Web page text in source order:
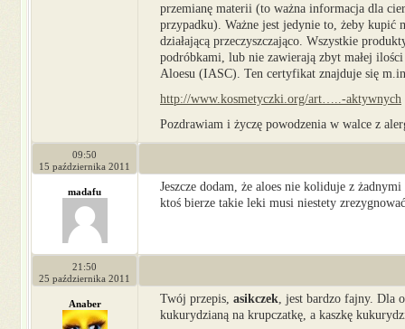
przemianę materii (to ważna informacja dla
przypadku). Ważne jest jedynie to, żeby kupić
działającą przeczyszczająco. Wszystkie
podróbkami, lub nie zawierają zbyt małej
Aloesu (IASC). Ten certyfikat znajduje się
http://www.kosmetyczki.org/art…..-aktywnych
Pozdrawiam i życzę powodzenia w walce z
09:50
15 października 2011
madafu
Jeszcze dodam, że aloes nie koliduje z
ktoś bierze takie leki musi niestety
21:50
25 października 2011
Anaber Twój przepis, asikczek , jest bardzo fajny. Dla
kukurydzianą na krupczatkę, a kaszkę